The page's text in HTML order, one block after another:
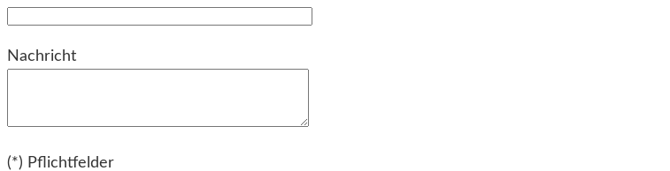
Nachricht
(*) Pflichtfelder